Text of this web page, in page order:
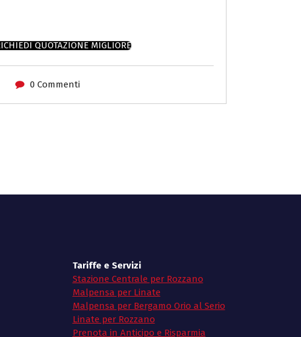
QUOTAZIONE MIGLIORE
0 Commenti
Tariffe e Servizi
Stazione Centrale per Rozzano
Malpensa per Linate
Malpensa per Bergamo Orio al Serio
Linate per Rozzano
Prenota in Anticipo e Risparmia